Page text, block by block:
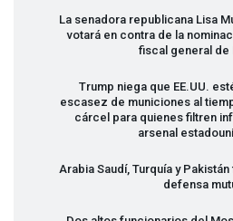
La senadora republicana Lisa
votará en contra de la
fiscal general de
Trump niega que EE.UU.
escasez de municiones al
cárcel para quienes filtren
arsenal
Arabia Saudí, Turquía y
defensa